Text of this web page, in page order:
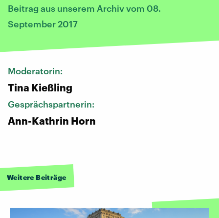
Beitrag aus unserem Archiv vom 08.
September 2017
Moderatorin:
Tina Kießling
Gesprächspartnerin:
Ann-Kathrin Horn
Weitere Beiträge